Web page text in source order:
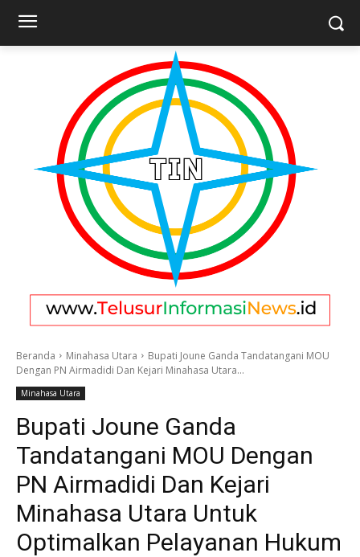
Beranda Minahasa Utara
Bupati Joune Ganda Tandatangani MOU
Dengan PN Airmadidi Dan Kejari Minahasa Utara...
Minahasa Utara
Bupati Joune Ganda
Tandatangani MOU Dengan
PN Airmadidi Dan Kejari
Minahasa Utara Untuk
Optimalkan Pelayanan Hukum